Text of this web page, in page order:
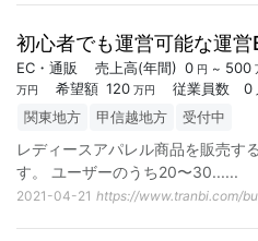
初心者でも運営可能な運
EC・通販 売上高(年間) 0 円 ~ 500
万円 希望額 120 万円 従業員数 0
関東地方 甲信越地方 受付中
レディースアパレル商品を販売す
す。 ユーザーのうち20〜30......
2021-04-21 https://www.tranbi.com/